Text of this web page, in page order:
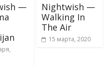
—
Nightwish —
Walking In
The Air
15 марта, 2020